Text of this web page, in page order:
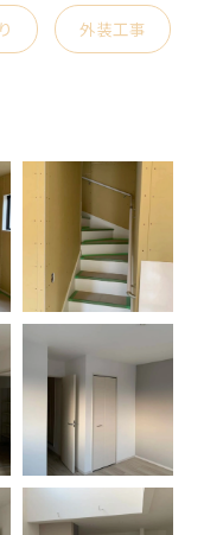
外装工事